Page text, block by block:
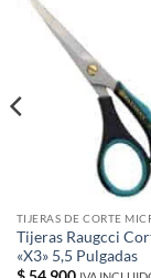
TIJERAS DE CORTE
Tijeras Raugcci
«X3» 5,5 Pulgadas